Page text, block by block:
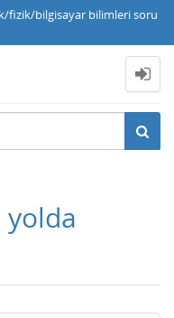
fizik/bilgisayar bilimleri soru